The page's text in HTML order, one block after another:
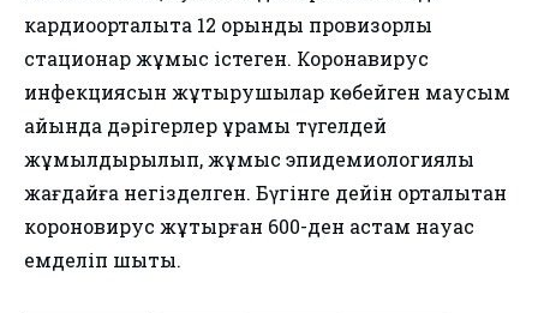
кардиоорталықта 12 орындық провизорлық
стационар жұмыс істеген. Коронавирус
инфекциясын жұқтырушылар көбейген маусым
айында дәрігерлер құрамы түгелдей
жұмылдырылып, жұмыс эпидемиологиялық
жағдайға негізделген. Бүгінге дейін орталықтан
короновирус жұқтырған 600-ден астам науқас
емделіп шықты.